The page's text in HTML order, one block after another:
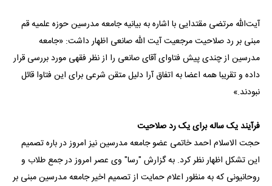
آیت‌الله مرتضی مقتدایی با اشاره به بیانیه جامعه مدرسین حوزه علمیه قم
مبنی بر رد صلاحیت مرجعیت آیت الله صانعی اظهار داشت: «جامعه
مدرسین از چندی پیش فتاوای آقای صانعی را از نظر فقهی مورد بررسی قرار
داده و تقریبا همه اعضا به اتفاق آرا دلیل متقن شرعی برای این فتاوا قائل
نبودند.»
فرآیند یک ساله برای یک رد صلاحیت
حجت الاسلام احمد خاتمی عضو جامعه مدرسین نیز امروز در باره تصمیم
این تشکل اظهار نظر کرد. به گزارش "رسا" وی عصر امروز در جمع طلاب و
روحانیونی که به منظور اعلام حمایت از تصمیم اخیر جامعه مدرسین مبنی بر